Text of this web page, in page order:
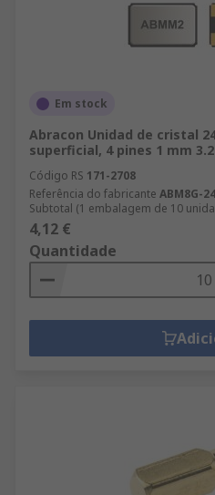
Em stock
Abracon Unidad de cristal
superficial, 4 pines 1 mm
Código RS 171-2708
Referência do fabricante ABM8G-
Subtotal (1 embalagem de 10
4,12 €
Quantidade